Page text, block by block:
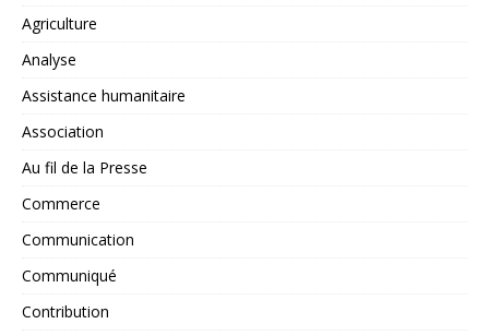
Agriculture
Analyse
Assistance humanitaire
Association
Au fil de la Presse
Commerce
Communication
Communiqué
Contribution